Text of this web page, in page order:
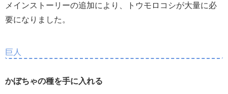
メインストーリーの追加により、トウモロコシが大量に必
要になりました。
巨人
かぼちゃの種を手に入れる